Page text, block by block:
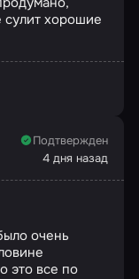
хорошие
Подтвержден
4 дня назад
очень
это все по